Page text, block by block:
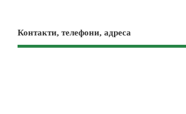
Контакти, телефони, адреса